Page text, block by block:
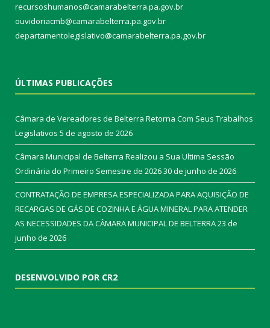
recursoshumanos@camarabelterra.pa.gov.br
ouvidoriacmb@camarabelterra.pa.gov.br
departamentolegislativo@camarabelterra.pa.gov.br
ÚLTIMAS PUBLICAÇÕES
Câmara de Vereadores de Belterra Retorna Com Seus Trabalhos
Legislativos 5 de agosto de 2026
Câmara Municipal de Belterra Realizou a Sua Ultima Sessão
Ordinária do Primeiro Semestre de 202630 de junho de 2026
CONTRATAÇÃO DE EMPRESA ESPECIALIZADA PARA AQUISIÇÃO DE
RECARGAS DE GÁS DE COZINHA E ÁGUA MINERAL PARA ATENDER
AS NECESSIDADES DA CÂMARA MUNICIPAL DE BELTERRA23 de
junho de 2026
DESENVOLVIDO POR CR2